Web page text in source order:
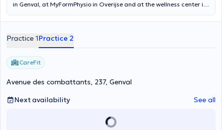
in Genval, at MyFormPhysio in Overijse and at the wellness center in
lymphatic drainage, perinality and respiratory physiotherapy. Her
Practice 1Practice 2
CareFit
Avenue des combattants, 237, Genval
Next availability
See all